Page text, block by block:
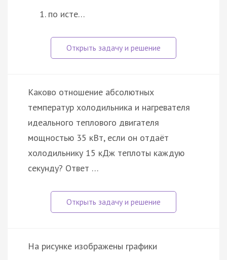
по исте…
Каково отношение абсолютных
температур холодильника и нагревателя
идеального теплового двигателя
мощностью 35 кВт, если он отдаёт
холодильнику 15 кДж теплоты каждую
секунду? Ответ …
На рисунке изображены графики